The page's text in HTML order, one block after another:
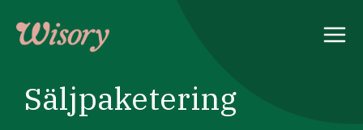
content
Säljpaketering